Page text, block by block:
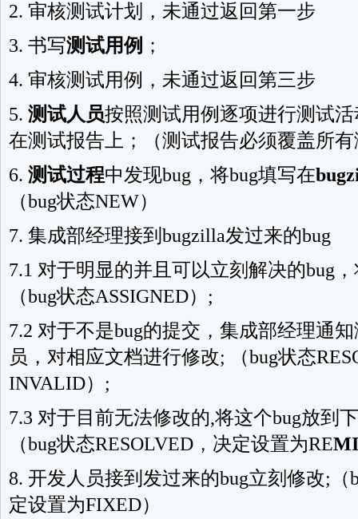
2. 审核测试计划，未通过返回第一步
3. 书写测试用例 ；
4. 审核测试用例，未通过返回第三步
5. 测试人员按照测试用例逐项进行测试
在测试报告上；（测试报告必须覆盖所
6. 测试过程中发现bug，将bug填写在
（bug状态NEW）
7. 集成部经理接到bugzilla发过来的bug
7.1 对于明显的并且可以立刻解决的bug
（bug状态ASSIGNED）;
7.2 对于不是bug的提交，集成部经理通
员，对相应文档进行修改; （bug状态
INVALID）;
7.3 对于目前无法修改的,将这个bug放到
（bug状态RESOLVED，决定设置为REMI
8. 开发人员接到发过来的bug立刻修改;（
定设置为FIXED）